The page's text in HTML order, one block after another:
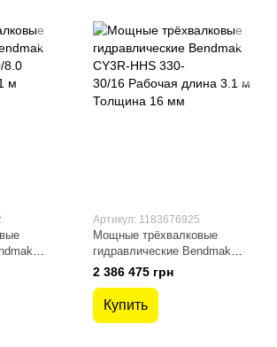
Рабочая
8 мм
Артикул: 1183676925
Мощные трёхвалковые
гидравлические Bendmak
CY3R-HHS 330-30/16 Рабочая
длина 3.1 м Толщина 16 мм
2 386 475 грн
Купить